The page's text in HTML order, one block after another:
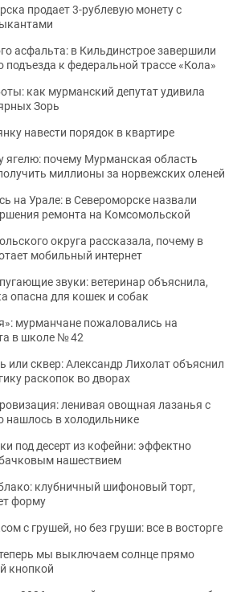
продает 3-рублевую монету с
асфальта: в Кильдинстрое завершили
подъезда к федеральной трассе «Кола»
как мурманский депутат удивила
Зорь
навести порядок в квартире
ягелю: почему Мурманская область
миллионы за норвежских оленей
на Урале: в Североморске назвали
ремонта на Комсомольской
округа рассказала, почему в
мобильный интернет
звуки: ветеринар объяснила,
опасна для кошек и собак
мурманчане пожаловались на
в школе № 42
или сквер: Александр Лихолат объяснил
раскопок во дворах
ленивая овощная лазанья с
нашлось в холодильнике
под десерт из кофейни: эффектно
нашествием
клубничный шифоновый торт,
форму
с грушей, но без груши: все в восторге
мы выключаем солнце прямо
кнопкой